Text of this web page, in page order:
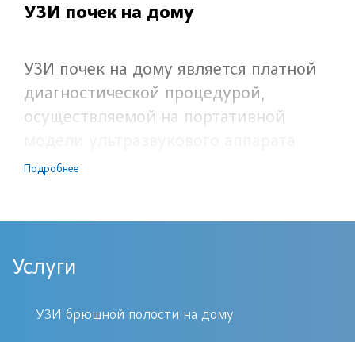
УЗИ почек на дому
УЗИ почек на дому является платной
диагностической процедурой,
осуществляемой на портативной
врачом-диагностом многопрофильной
наиболее доступный и простой
способ изучения структурных и
функциональных особенностей
Подробнее
Услуги
УЗИ брюшной полости на дому